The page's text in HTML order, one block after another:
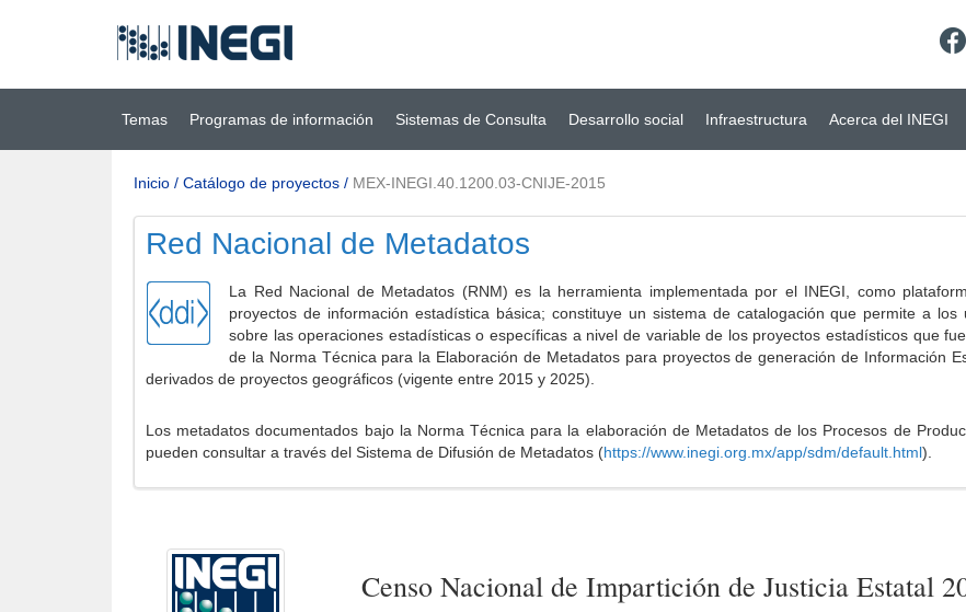
principal
(INEGI)
Temas Programas de información Sistemas de Consulta Desarrollo social Infraestructura Acerca del INEGI
Inicio / Catálogo de proyectos / MEX-INEGI.40.1200.03-CNIJE-2015
Red Nacional de Metadatos
La Red Nacional de Metadatos (RNM) es la herramienta implementada por el INEGI, como
proyectos de información estadística básica; constituye un sistema de catalogación que permite a
sobre las operaciones estadísticas o específicas a nivel de variable de los proyectos estadísticos que
de la Norma Técnica para la Elaboración de Metadatos para proyectos de generación de Información
derivados de proyectos geográficos (vigente entre 2015 y 2025).
Los metadatos documentados bajo la Norma Técnica para la elaboración de Metadatos de los Procesos de
pueden consultar a través del Sistema de Difusión de Metadatos (https://www.inegi.org.mx/app/sdm/default.html).
Censo Nacional de Impartición de Justicia Estatal